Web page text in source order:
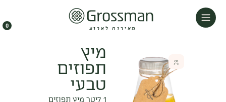
מאירוח לארוע 0
מיץ
תפוזים
טבעי
1 ליטר מיץ תפוזים